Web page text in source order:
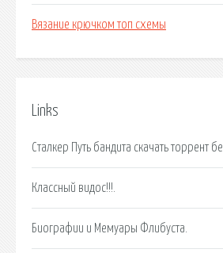
Вязание крючком топ схемы
Links
Сталкер Путь бандита скачать торрент
Классный видос!!!.
Биографии и Мемуары Флибуста.